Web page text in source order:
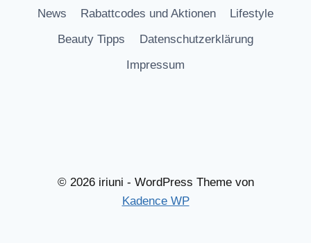
News Rabattcodes und Aktionen
Lifestyle
Beauty Tipps
Datenschutzerklärung
Impressum
© 2026 iriuni - WordPress Theme von
Kadence WP